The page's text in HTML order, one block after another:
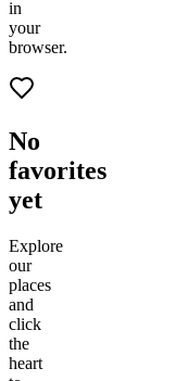
in
your
browser.
No
favorites
yet
Explore
our
places
and
click
the
heart